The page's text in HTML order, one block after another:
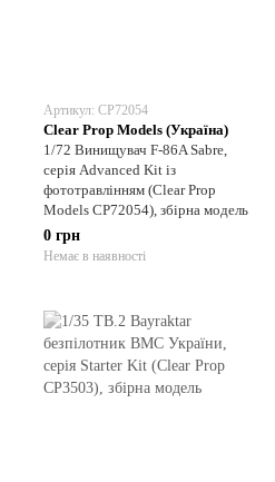
Артикул: CP72054
Clear Prop Models (Україна)
1/72 Винищувач F-86A Sabre,
серія Advanced Kit із
фототравлінням (Clear Prop
Models CP72054), збірна модель
0 грн
Немає в наявності